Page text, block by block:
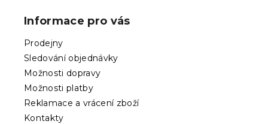
Informace pro vás
Prodejny
Sledování objednávky
Možnosti dopravy
Možnosti platby
Reklamace a vrácení zboží
Kontakty